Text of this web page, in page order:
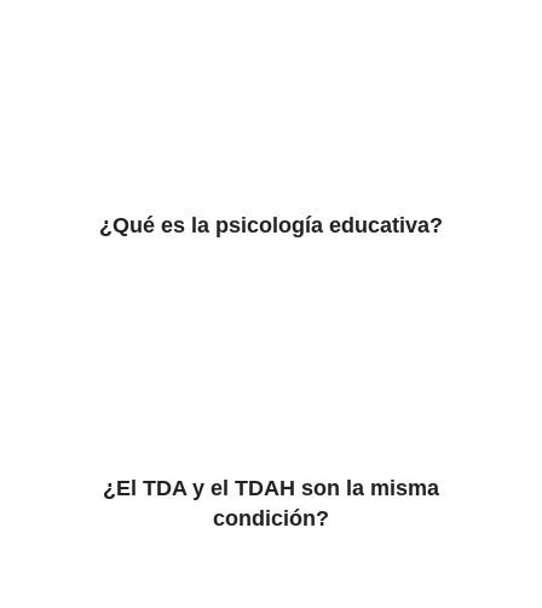
¿Qué es la psicología educativa?
¿El TDA y el TDAH son la misma
condición?